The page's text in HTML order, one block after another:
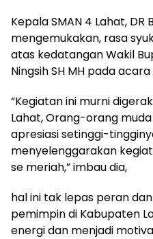
Kepala SMAN 4 Lahat, DR
mengemukakan, rasa
atas kedatangan Wakil
Ningsih SH MH pada
“Kegiatan ini murni
Lahat, Orang-orang
apresiasi setinggi-
menyelenggarakan
se meriah,” imbau dia,
hal ini tak lepas peran
pemimpin di Kabupaten
energi dan menjadi